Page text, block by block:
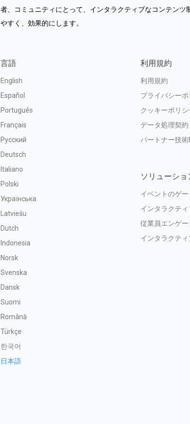
者、コミュニティにとって、インタラクティブなコンテンツ
やすく、効果的にします。
言語
English
Español
Português
Français
Русский
Deutsch
Italiano
Polski
Українська
Latviešu
Dutch
Indonesia
Norsk
Svenska
Dansk
Suomi
Română
Türkçe
한국어
日本語
利用規約
利用規約
プライバシーポ
クッキーポリシ
データ処理契約
パートナー技術
ソリューショ
イベントのゲ
インタラクテ
従業員エンゲー
インタラクテ